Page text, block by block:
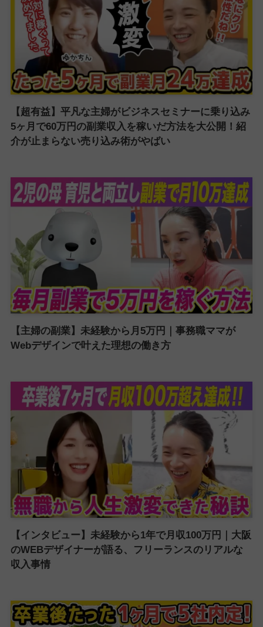
【超有益】平凡な主婦がビジネスセミナーに乗り込み
5ヶ月で60万円の副業収入を稼いだ方法を大公開！紹
介が止まらない売り込み術がやばい
【主婦の副業】未経験から月5万円｜事務職ママが
Webデザインで叶えた理想の働き方
【インタビュー】未経験から1年で月収100万円｜大阪
のWEBデザイナーが語る、フリーランスのリアルな
収入事情